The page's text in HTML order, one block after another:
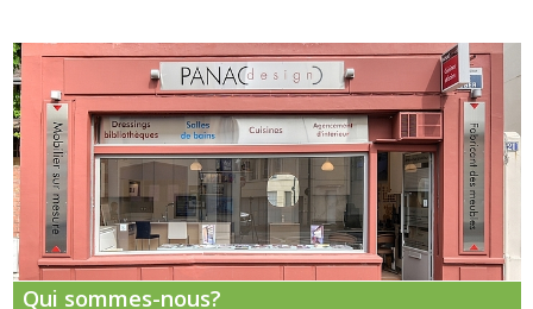
Qui sommes-nous?